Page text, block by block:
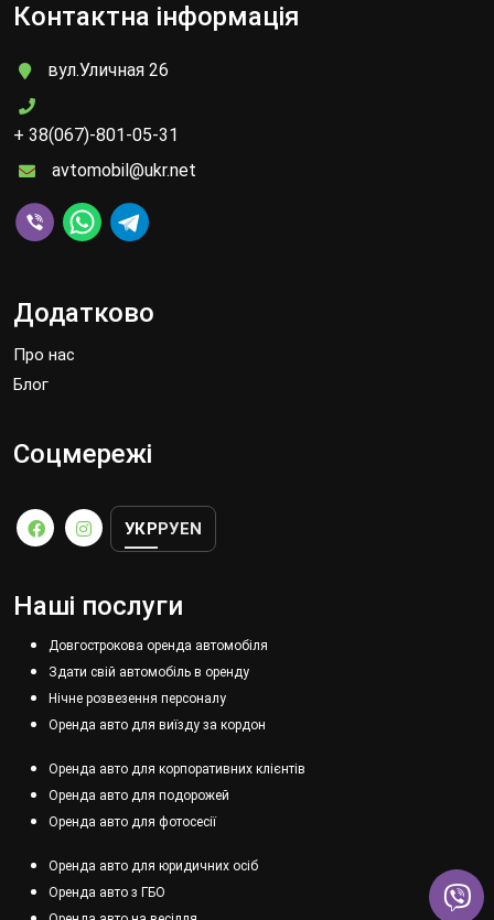
Контактна інформація
вул.Уличная 26
+ 38(067)-801-05-31
avtomobil@ukr.net
Додатково
Про нас
Блог
Соцмережі
УКР РУEN
Наші послуги
Довгострокова оренда автомобіля
Здати свій автомобіль в оренду
Нічне розвезення персоналу
Оренда авто для виїзду за кордон
Оренда авто для корпоративних клієнтів
Оренда авто для подорожей
Оренда авто для фотосесії
Оренда авто для юридичних осіб
Оренда авто з ГБО